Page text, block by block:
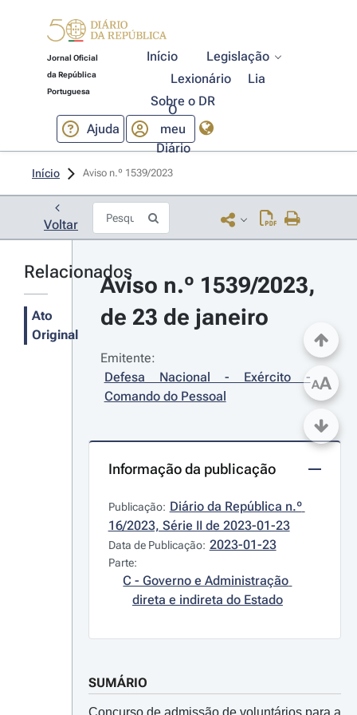
Jornal Oficial
da República
Portuguesa
Início
Legislação
Lexionário
Lia
Sobre o DR
Ajuda
O
meu
Diário
Início Aviso n.º 1539/2023
Voltar
Relacionados
Ato
Original
Aviso n.º 1539/2023,
de 23 de janeiro
Emitente:
Defesa Nacional - Exército -
Comando do Pessoal
Informação da publicação
Publicação: Diário da República n.º
16/2023, Série II de 2023-01-23
Data de Publicação: 2023-01-23
Parte:
C - Governo e Administração
direta e indireta do Estado
SUMÁRIO
Concurso de admissão de voluntários para a
AA